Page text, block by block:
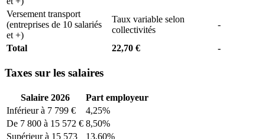
Versement transport
(entreprises de 10 salariés
et +)
Taux variable selon
collectivités
-
Total 22,70 € -
Taxes sur les salaires
Salaire 2026
Part employeur
Inférieur à 7 799 €
4,25%
De 7 800 à 15 572 € 8,50%
Supérieur à 15 573
13,60%